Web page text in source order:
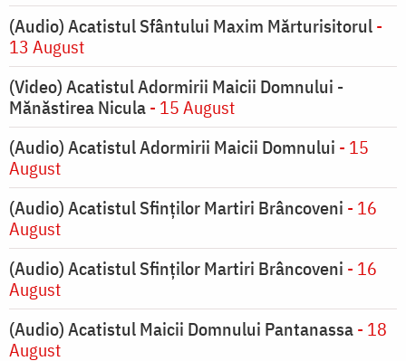
(Audio) Acatistul Sfântului Maxim Mărturisitorul-
13 August
(Video) Acatistul Adormirii Maicii Domnului -
Mănăstirea Nicula- 15 August
(Audio) Acatistul Adormirii Maicii Domnului - 15
August
(Audio) Acatistul Sfinților Martiri Brâncoveni - 16
August
(Audio) Acatistul Sfinților Martiri Brâncoveni - 16
August
(Audio) Acatistul Maicii Domnului Pantanassa- 18
August